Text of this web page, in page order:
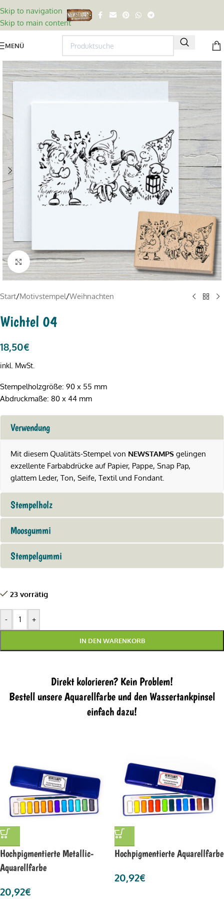
Skip to navigation
Skip to main content
MENÜ
Click to enlarge
Start/Motivstempel/Weihnachten
Wichtel 04
18,50€
inkl. MwSt.
Stempelholzgröße: 90 x 55 mm
Abdruckmaße: 80 x 44 mm
Verwendung
Mit diesem Qualitäts-Stempel von NEWSTAMPS gelingen
exzellente Farbabdrücke auf Papier, Pappe, Snap Pap,
glattem Leder, Ton, Seife, Textil und Fondant.
Stempelholz
Moosgummi
Stempelgummi
23 vorrätig
- +
IN DEN WARENKORB
Direkt kolorieren? Kein Problem!
Bestell unsere Aquarellfarbe und den Wassertankpinsel
einfach dazu!
Hochpigmentierte Metallic-
Aquarellfarbe
20,92€
Hochpigmentierte Aquarellfarbe
20,92€